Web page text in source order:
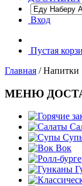
Вход
Пустая
Главная / Напитки
МЕНЮ
Вок